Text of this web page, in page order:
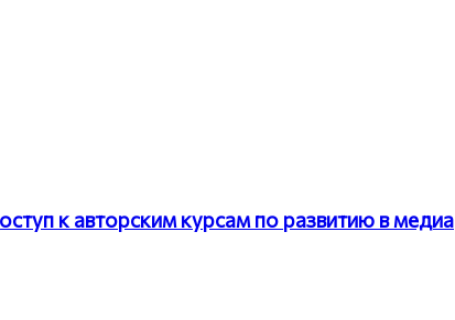
к авторским курсам по развитию в медиа